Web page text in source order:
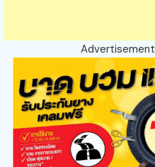
Advertisement